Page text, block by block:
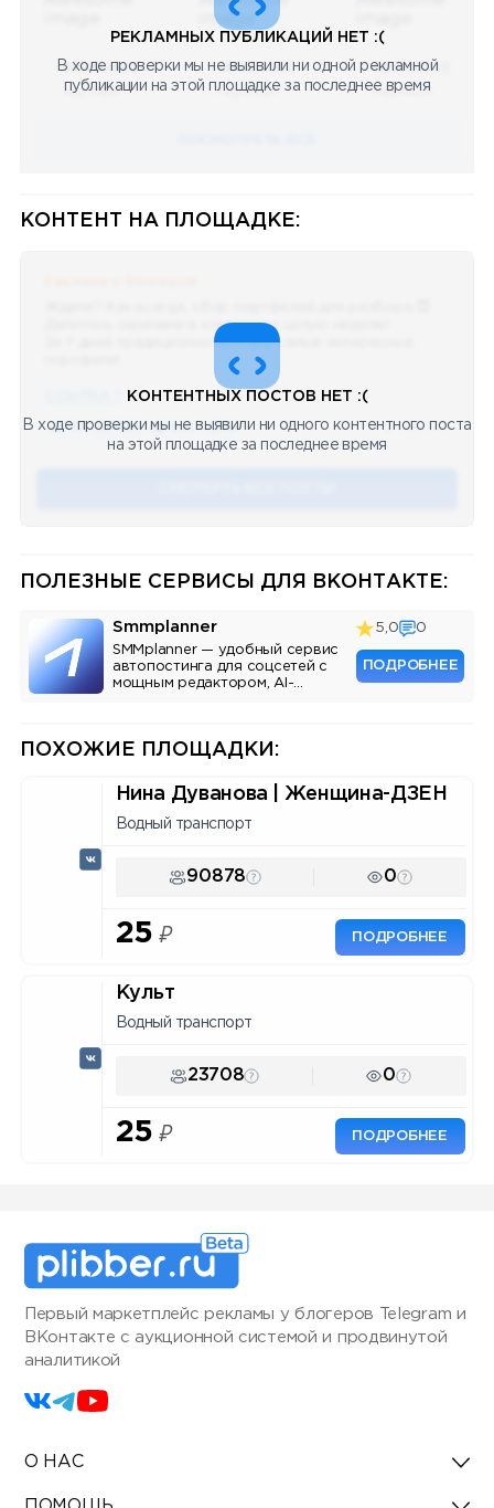
08.05.2023
Научный
08.05.2023
Научный
08.05.2023
Научный
РЕКЛАМНЫХ ПУБЛИКАЦИЙ НЕТ :(
В ходе проверки мы не выявили ни одной рекламной
публикации на этой площадке за последнее время
КОНТЕНТ НА ПЛОЩАДКЕ:
Делитесь скринами в комментах целую неделю!
За 7 дней традиционно выберу самые интересные
🔥 75 👍🏻 487 ❤️ 875 🥴 19 12.4k 12:45
КОНТЕНТНЫХ ПОСТОВ НЕТ :(
В ходе проверки мы не выявили ни одного контентного поста
на этой площадке за последнее время
ПОЛЕЗНЫЕ СЕРВИСЫ ДЛЯ ВКОНТАКТЕ:
Smmplanner
SMMplanner — удобный сервис
автопостинга для соцсетей с
мощным редактором, AI-
5,0 0
ПОДРОБНЕЕ
ПОХОЖИЕ ПЛОЩАДКИ:
Нина Дуванова | Женщина-ДЗЕН
Водный транспорт
90878 0
25 ₽ ПОДРОБНЕЕ
Культ
Водный транспорт
23708 0
25 ₽ ПОДРОБНЕЕ
Первый маркетплейс рекламы у блогеров Telegram и
ВКонтакте с аукционной системой и продвинутой
аналитикой
О НАС